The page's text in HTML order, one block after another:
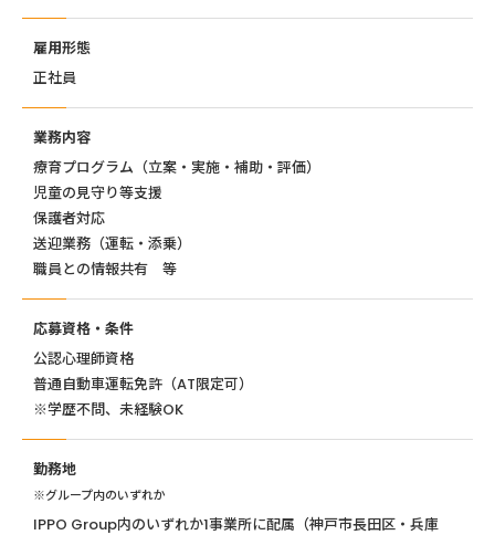
雇用形態
正社員
業務内容
療育プログラム（立案・実施・補助・評価）
児童の見守り等支援
保護者対応
送迎業務（運転・添乗）
職員との情報共有 等
応募資格・条件
公認心理師資格
普通自動車運転免許（AT限定可）
※学歴不問、未経験OK
勤務地
※グループ内のいずれか
IPPO Group内のいずれか1事業所に配属（神戸市長田区・兵庫